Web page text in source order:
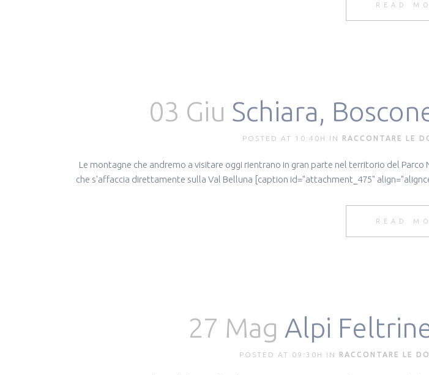
READ
03 Giu Schiara,
POSTED AT 10:40H IN RACCONTARE LE
Le montagne che andremo a visitare oggi rientrano in gran parte nel territorio del
che s'affaccia direttamente sulla Val Belluna [caption id="attachment_475"
READ
27 Mag Alpi
POSTED AT 09:30H IN RACCONTARE LE